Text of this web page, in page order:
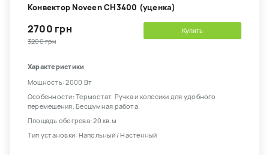
Конвектор Noveen CH3400 (уценка)
2700 грн
3200 грн
Купить
Характеристики
Мощность: 2000 Вт
Особенности: Термостат. Ручка и колесики для удобного
перемещения. Бесшумная работа.
Площадь обогрева: 20 кв.м
Тип установки: Напольный / Настенный